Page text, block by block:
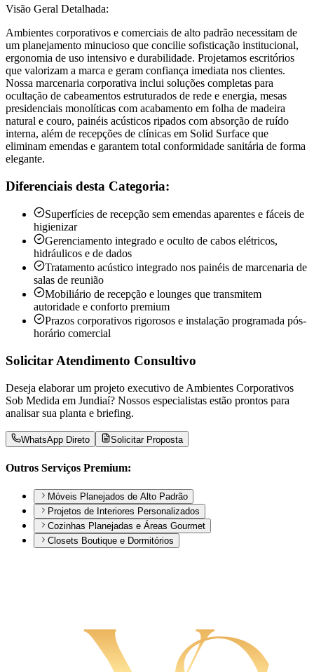
Visão Geral Detalhada:
Ambientes corporativos e comerciais de alto padrão necessitam de
um planejamento minucioso que concilie sofisticação institucional,
ergonomia de uso intensivo e durabilidade. Projetamos escritórios
que valorizam a marca e geram confiança imediata nos clientes.
Nossa marcenaria corporativa inclui soluções completas para
ocultação de cabeamentos estruturados de rede e energia, mesas
presidenciais monolíticas com acabamento em folha de madeira
natural e couro, painéis acústicos ripados com absorção de ruído
interna, além de recepções de clínicas em Solid Surface que
eliminam emendas e garantem total conformidade sanitária de forma
elegante.
Diferenciais desta Categoria:
Superfícies de recepção sem emendas aparentes e fáceis de
higienizar
Gerenciamento integrado e oculto de cabos elétricos,
hidráulicos e de dados
Tratamento acústico integrado nos painéis de marcenaria de
salas de reunião
Mobiliário de recepção e lounges que transmitem
autoridade e conforto premium
Prazos corporativos rigorosos e instalação programada pós-
horário comercial
Solicitar Atendimento Consultivo
Deseja elaborar um projeto executivo de Ambientes Corporativos
Sob Medida em Jundiaí? Nossos especialistas estão prontos para
analisar sua planta e briefing.
WhatsApp Direto Solicitar Proposta
Outros Serviços Premium:
Móveis Planejados de Alto Padrão
Projetos de Interiores Personalizados
Cozinhas Planejadas e Áreas Gourmet
Closets Boutique e Dormitórios